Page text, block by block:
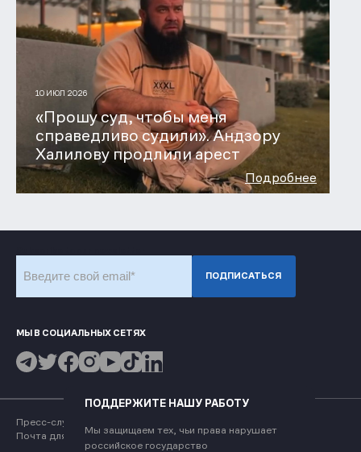
10 ИЮЛ 2026
«Прошу суд, чтобы меня
справедливо судили». Андзору
Халилову продлили арест
Подробнее
ПОДПИСАТЬСЯ
МЫ В СОЦИАЛЬНЫХ СЕТЯХ
Пресс-служба
Почта для обращений coordinator@memohrc.org
ПОДДЕРЖИТЕ НАШУ РАБОТУ
Мы защищаем тех, чьи права нарушает
российское государство